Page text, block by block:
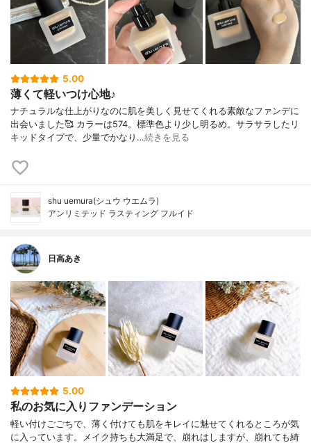
5.00
薄くて軽いつけ心地♪
ナチュラルな仕上がりなのに肌を美しく見せてくれる素敵なファンデに
出会いました🥰 カラーは574。標準色より少し明るめ。サラサラしたリ
キッドタイプで、少量でかなり…続きを見る
shu uemura(シュウ ウエムラ)
アンリミテッド ラスティング フルイド
日高あき
5.00
私のお気に入りファンデーション
軽い付けごごちで、薄く付けても肌をキレイに魅せてくれるところが気
に入っています。メイク持ちも大満足で、崩れはしますが、崩れても綺